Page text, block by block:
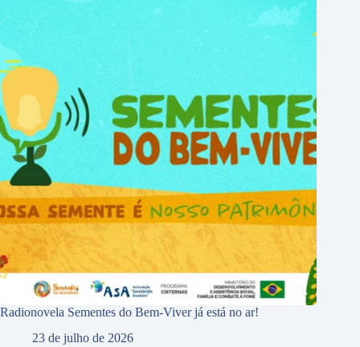
Radionovela Sementes do Bem-Viver já está no ar!
23 de julho de 2026